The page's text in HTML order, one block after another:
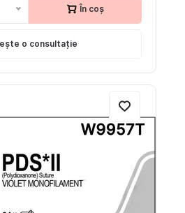
În coș
o consultație